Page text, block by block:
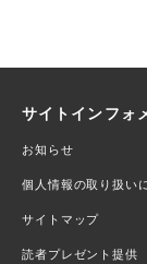
サイトインフォ
お知らせ
個人情報の取り扱い
サイトマップ
読者プレゼント提供